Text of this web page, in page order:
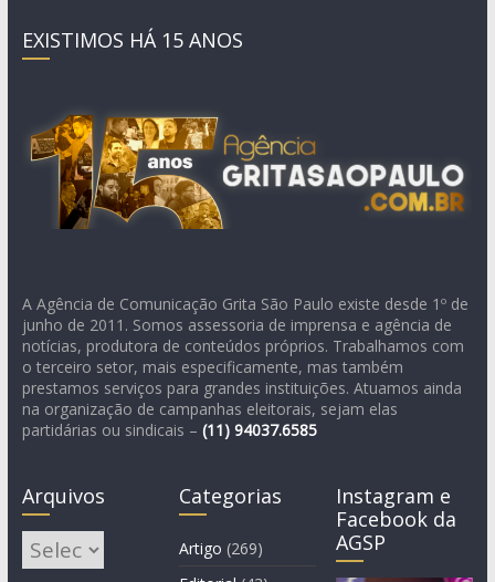
EXISTIMOS HÁ 15 ANOS
A Agência de Comunicação Grita São Paulo existe desde 1º de
junho de 2011. Somos assessoria de imprensa e agência de
notícias, produtora de conteúdos próprios. Trabalhamos com
o terceiro setor, mais especificamente, mas também
prestamos serviços para grandes instituições. Atuamos ainda
na organização de campanhas eleitorais, sejam elas
partidárias ou sindicais – (11) 94037.6585
Arquivos
Arquivos
Categorias
Artigo (269)
Instagram e
Facebook da
AGSP